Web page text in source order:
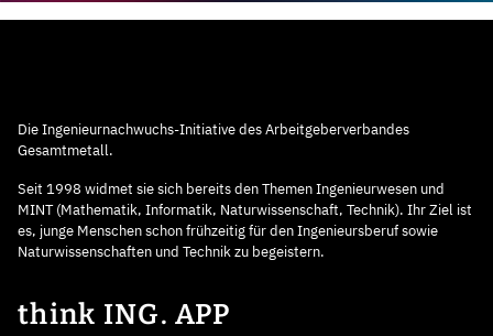
Die Ingenieurnachwuchs-Initiative des Arbeitgeberverbandes
Gesamtmetall.
Seit 1998 widmet sie sich bereits den Themen Ingenieurwesen und
MINT (Mathematik, Informatik, Naturwissenschaft, Technik). Ihr Ziel ist
es, junge Menschen schon frühzeitig für den Ingenieursberuf sowie
Naturwissenschaften und Technik zu begeistern.
think ING. APP